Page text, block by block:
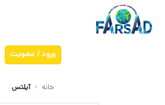
content
ورود / عضویت
خانه » آیلتس